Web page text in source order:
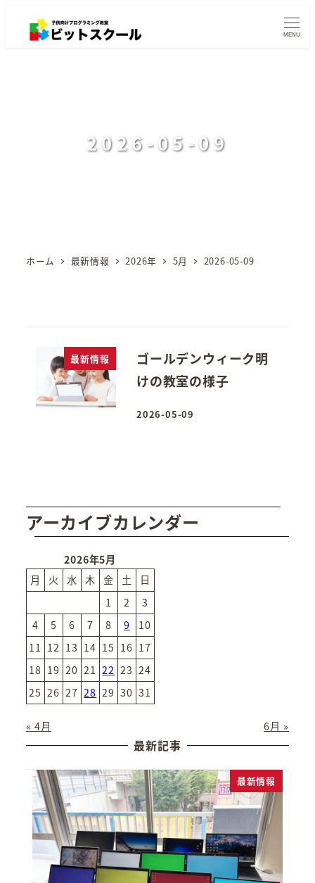
MENU
2026-05-09
ホーム 最新情報 2026年 5月 2026-05-09
最新情報
ゴールデンウィーク明
けの教室の様子
投稿日
2026-05-09
アーカイブカレンダー
2026年5月
月
火 水 木 金 土
日
1
2
3
4
5 6 7 8 9
10
11 12 13 14 15 16 17
18 19 20 21 22 23 24
25 26 27 28 29 30 31
« 4月 6月 »
最新記事
最新情報